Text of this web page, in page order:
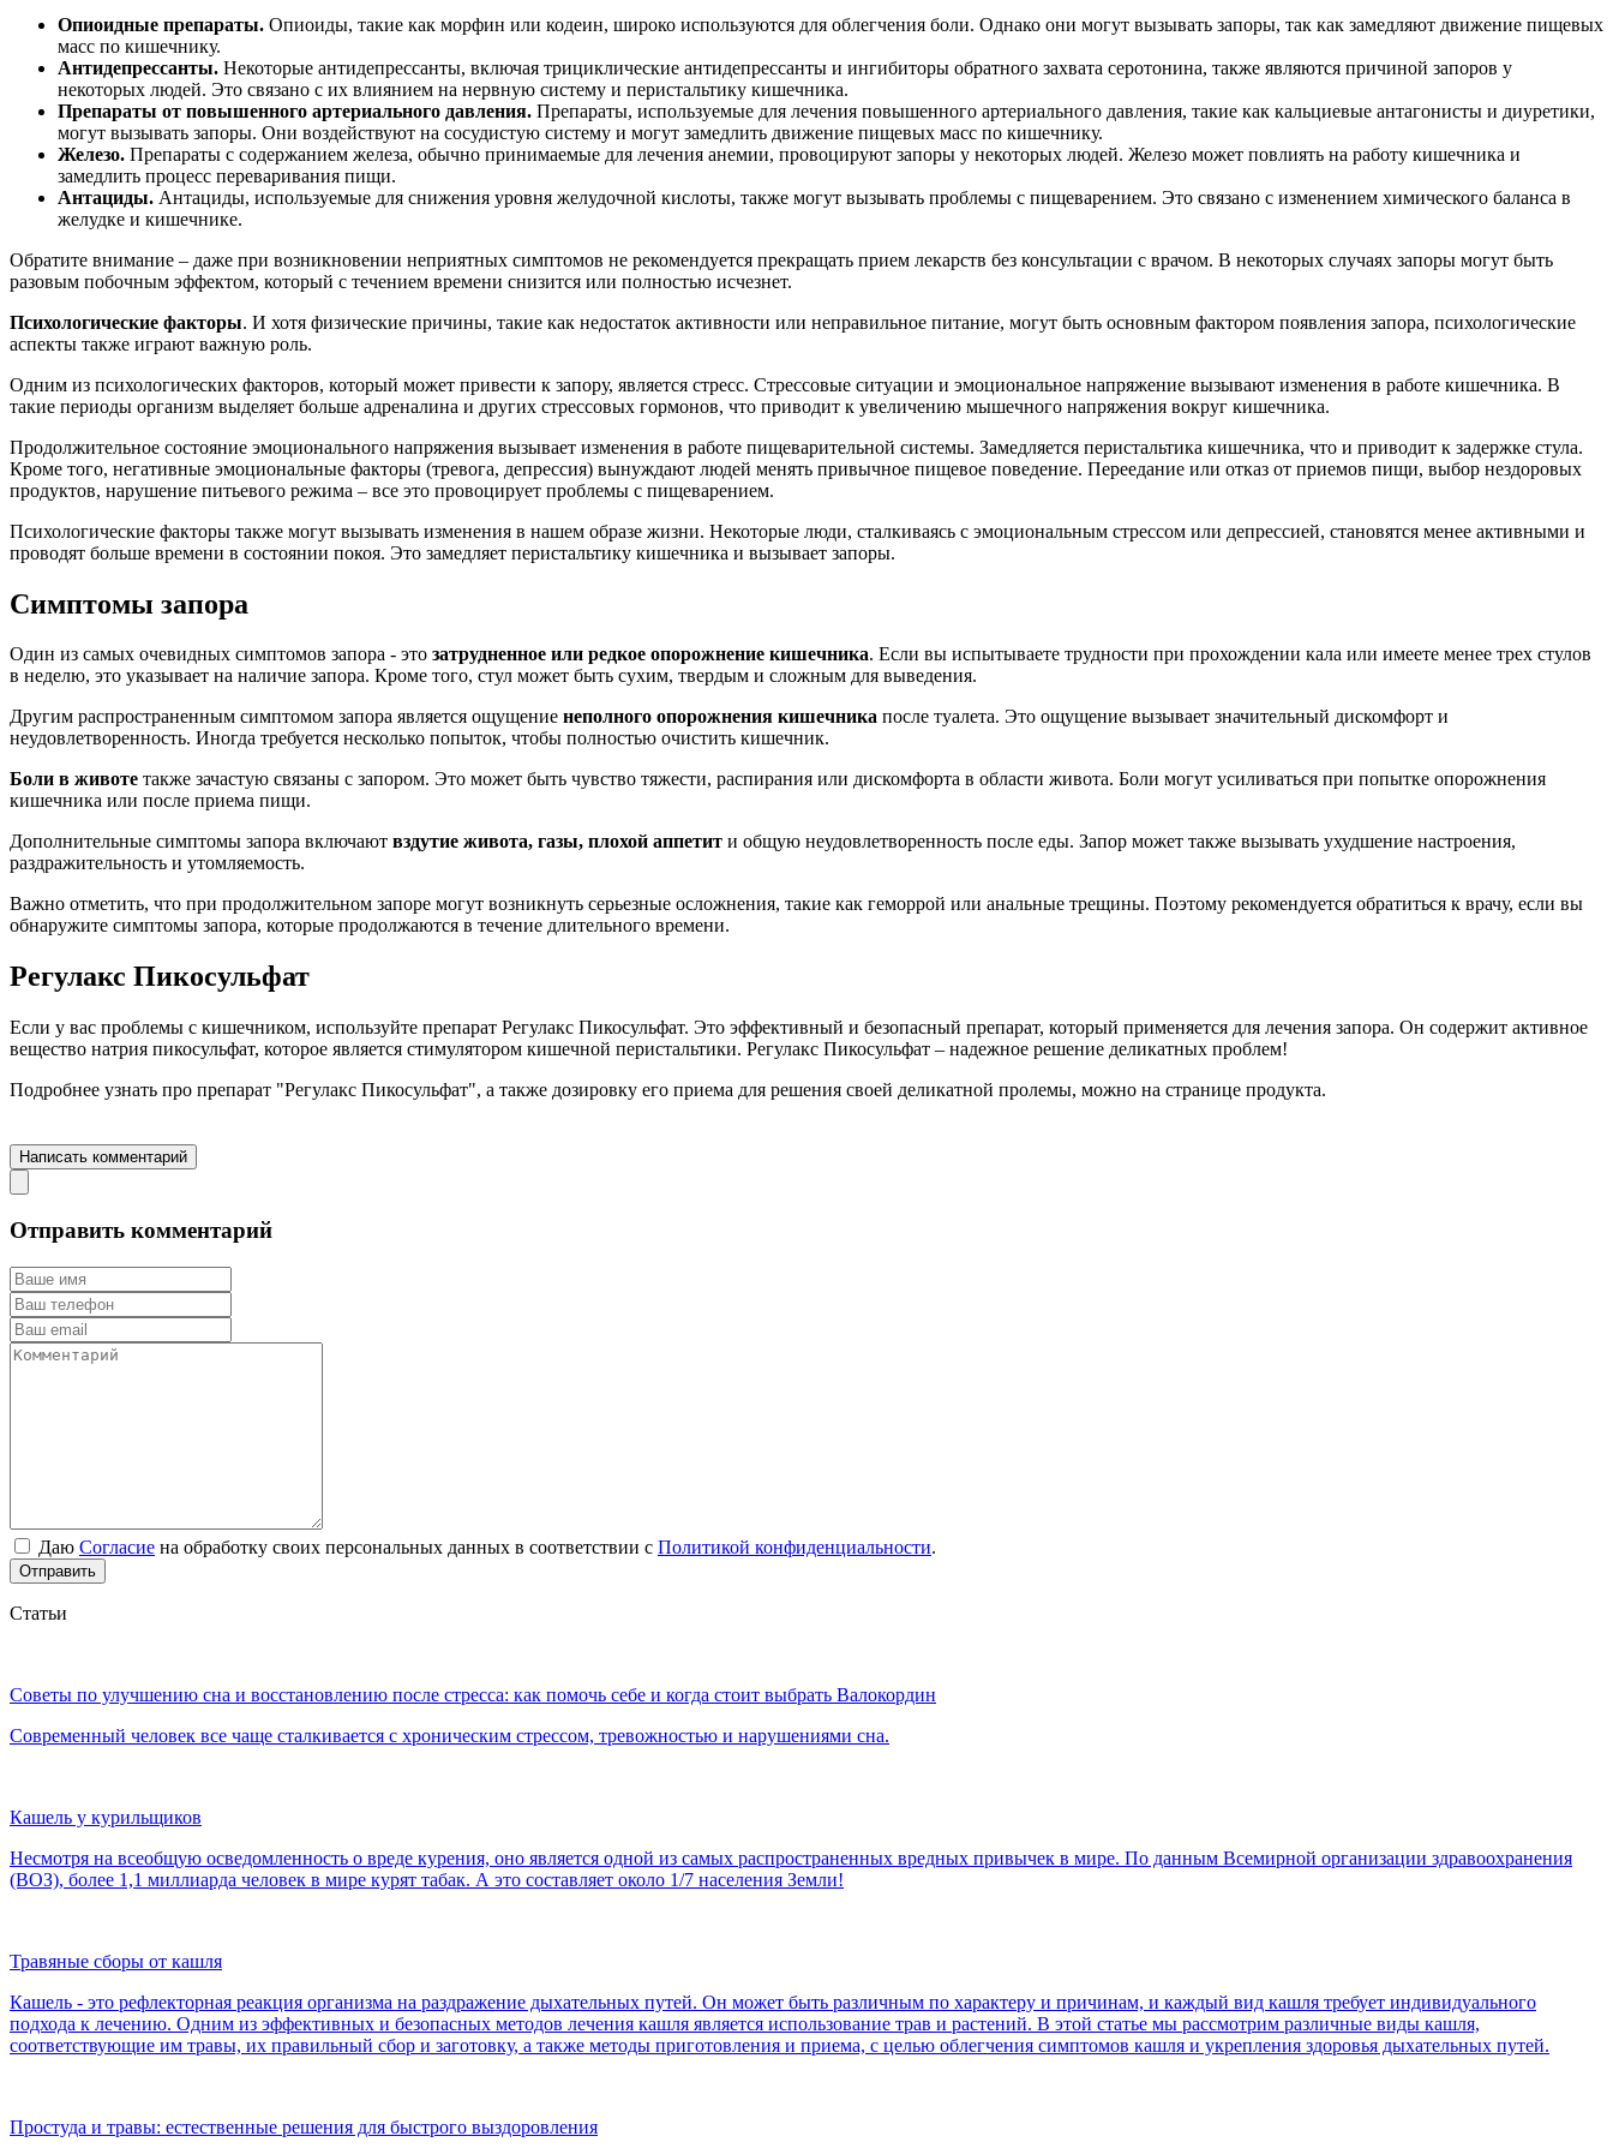
Опиоидные препараты. Опиоиды, такие как морфин или кодеин, широко используются для облегчения боли. Однако они могут вызывать запоры, так как замедляют движение пищевых
масс по кишечнику.
Антидепрессанты. Некоторые антидепрессанты, включая трициклические антидепрессанты и ингибиторы обратного захвата серотонина, также являются причиной запоров у
некоторых людей. Это связано с их влиянием на нервную систему и перистальтику кишечника.
Препараты от повышенного артериального давления. Препараты, используемые для лечения повышенного артериального давления, такие как кальциевые антагонисты и диуретики,
могут вызывать запоры. Они воздействуют на сосудистую систему и могут замедлить движение пищевых масс по кишечнику.
Железо. Препараты с содержанием железа, обычно принимаемые для лечения анемии, провоцируют запоры у некоторых людей. Железо может повлиять на работу кишечника и
замедлить процесс переваривания пищи.
Антациды. Антациды, используемые для снижения уровня желудочной кислоты, также могут вызывать проблемы с пищеварением. Это связано с изменением химического баланса в
желудке и кишечнике.
Обратите внимание – даже при возникновении неприятных симптомов не рекомендуется прекращать прием лекарств без консультации с врачом. В некоторых случаях запоры могут быть
разовым побочным эффектом, который с течением времени снизится или полностью исчезнет.
Психологические факторы. И хотя физические причины, такие как недостаток активности или неправильное питание, могут быть основным фактором появления запора, психологические
аспекты также играют важную роль.
Одним из психологических факторов, который может привести к запору, является стресс. Стрессовые ситуации и эмоциональное напряжение вызывают изменения в работе кишечника. В
такие периоды организм выделяет больше адреналина и других стрессовых гормонов, что приводит к увеличению мышечного напряжения вокруг кишечника.
Продолжительное состояние эмоционального напряжения вызывает изменения в работе пищеварительной системы. Замедляется перистальтика кишечника, что и приводит к задержке стула.
Кроме того, негативные эмоциональные факторы (тревога, депрессия) вынуждают людей менять привычное пищевое поведение. Переедание или отказ от приемов пищи, выбор нездоровых
продуктов, нарушение питьевого режима – все это провоцирует проблемы с пищеварением.
Психологические факторы также могут вызывать изменения в нашем образе жизни. Некоторые люди, сталкиваясь с эмоциональным стрессом или депрессией, становятся менее активными и
проводят больше времени в состоянии покоя. Это замедляет перистальтику кишечника и вызывает запоры.
Симптомы запора
Один из самых очевидных симптомов запора - это затрудненное или редкое опорожнение кишечника. Если вы испытываете трудности при прохождении кала или имеете менее трех стулов
в неделю, это указывает на наличие запора. Кроме того, стул может быть сухим, твердым и сложным для выведения.
Другим распространенным симптомом запора является ощущение неполного опорожнения кишечника после туалета. Это ощущение вызывает значительный дискомфорт и
неудовлетворенность. Иногда требуется несколько попыток, чтобы полностью очистить кишечник.
Боли в животе также зачастую связаны с запором. Это может быть чувство тяжести, распирания или дискомфорта в области живота. Боли могут усиливаться при попытке опорожнения
кишечника или после приема пищи.
Дополнительные симптомы запора включают вздутие живота, газы, плохой аппетит и общую неудовлетворенность после еды. Запор может также вызывать ухудшение настроения,
раздражительность и утомляемость.
Важно отметить, что при продолжительном запоре могут возникнуть серьезные осложнения, такие как геморрой или анальные трещины. Поэтому рекомендуется обратиться к врачу, если вы
обнаружите симптомы запора, которые продолжаются в течение длительного времени.
Регулакс Пикосульфат
Если у вас проблемы с кишечником, используйте препарат Регулакс Пикосульфат. Это эффективный и безопасный препарат, который применяется для лечения запора. Он содержит активное
вещество натрия пикосульфат, которое является стимулятором кишечной перистальтики. Регулакс Пикосульфат – надежное решение деликатных проблем!
Подробнее узнать про препарат "Регулакс Пикосульфат", а также дозировку его приема для решения своей деликатной пролемы, можно на странице продукта.
Написать комментарий
Отправить комментарий
Даю Согласие на обработку своих персональных данных в соответствии с Политикой конфиденциальности.
Отправить
Статьи
Советы по улучшению сна и восстановлению после стресса: как помочь себе и когда стоит выбрать Валокордин
Современный человек все чаще сталкивается с хроническим стрессом, тревожностью и нарушениями сна.
Кашель у курильщиков
Несмотря на всеобщую осведомленность о вреде курения, оно является одной из самых распространенных вредных привычек в мире. По данным Всемирной организации здравоохранения
(ВОЗ), более 1,1 миллиарда человек в мире курят табак. А это составляет около 1/7 населения Земли!
Травяные сборы от кашля
Кашель - это рефлекторная реакция организма на раздражение дыхательных путей. Он может быть различным по характеру и причинам, и каждый вид кашля требует индивидуального
подхода к лечению. Одним из эффективных и безопасных методов лечения кашля является использование трав и растений. В этой статье мы рассмотрим различные виды кашля,
соответствующие им травы, их правильный сбор и заготовку, а также методы приготовления и приема, с целью облегчения симптомов кашля и укрепления здоровья дыхательных путей.
Простуда и травы: естественные решения для быстрого выздоровления